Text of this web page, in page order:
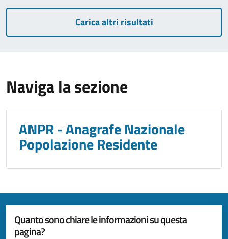
Carica altri risultati
Naviga la sezione
ANPR - Anagrafe Nazionale
Popolazione Residente
Quanto sono chiare le informazioni su questa
pagina?